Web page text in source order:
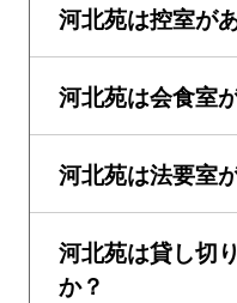
河北苑は控室が
河北苑は会食室
河北苑は法要室
河北苑は貸し切
か？